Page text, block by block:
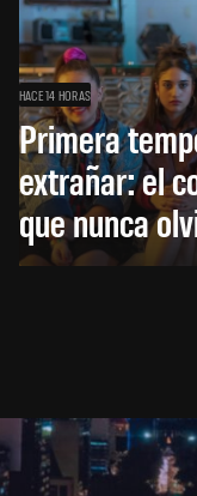
HACE 14 HORAS
Primera
extrañar: el
que nunca